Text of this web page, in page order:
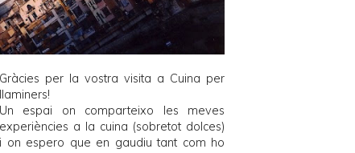
Gràcies per la vostra visita a Cuina per
llaminers!
Un espai on comparteixo les meves
experiències a la cuina (sobretot dolces)
i on espero que en gaudiu tant com ho